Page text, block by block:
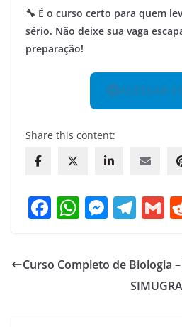
🔧 É o curso certo para quem
sério. Não deixe sua vaga
preparação!
ACESSAR
Share this content:
F
c
e
W
at
s
M
ss
e
T
e
gr
a
G
ai
l
Curso Completo de Biologia